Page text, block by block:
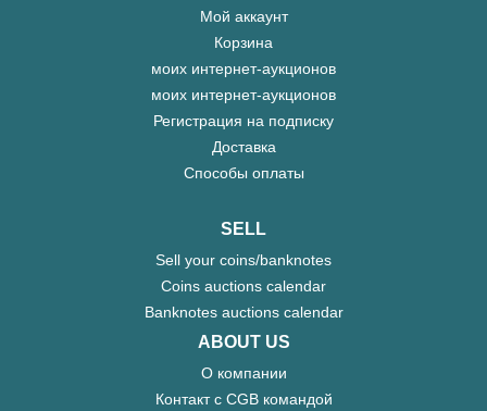
Мой аккаунт
Корзина
моих интернет-аукционов
моих интернет-аукционов
Регистрация на подписку
Доставка
Способы оплаты
SELL
Sell your coins/banknotes
Coins auctions calendar
Banknotes auctions calendar
ABOUT US
О компании
Контакт с CGB командой